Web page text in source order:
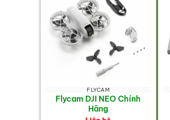
FLYCAM
Flycam DJI NEO Chính
Hãng